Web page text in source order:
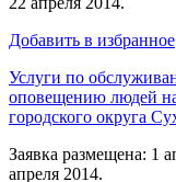
Добавить в избранное
Услуги по
оповещению людей
городского округа
Заявка размещена: 1
апреля 2014.